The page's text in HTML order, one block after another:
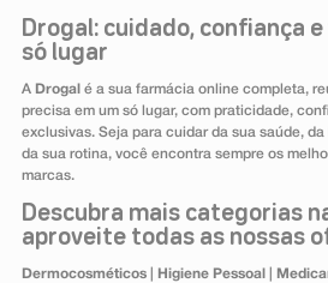
Drogal: cuidado, confiança
só lugar
A Drogal é a sua farmácia online completa,
precisa em um só lugar, com praticidade,
exclusivas. Seja para cuidar da sua saúde,
da sua rotina, você encontra sempre os
marcas.
Descubra mais categorias
aproveite todas as nossas
Dermocosméticos| Higiene Pessoal